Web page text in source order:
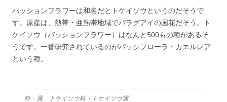
パッションフラワーは和名だとトケイソウというのだそうで
す。原産は、熱帯・亜熱帯地域でパラグアイの国花だそう。ト
ケイソウ（パッションフラワー）はなんと500もの種があるそ
うです。一番研究されているのがパッシフローラ・カエルレア
という種。
科・属 トケイソウ科・トケイソウ属